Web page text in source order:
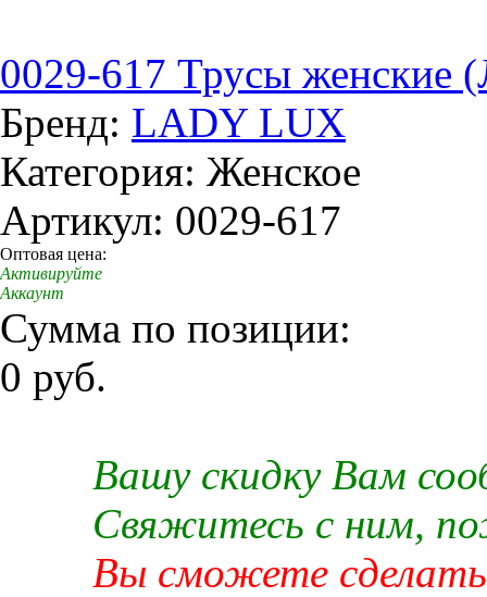
0029-617 Трусы женские
Бренд: LADY LUX
Категория: Женское
Артикул: 0029-617
Оптовая цена:
Активируйте
Аккаунт
Сумма по позиции:
0 руб.
Вашу скидку Вам
Свяжитесь с ним,
Вы сможете сделать